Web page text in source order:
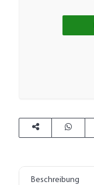
Beschreibung